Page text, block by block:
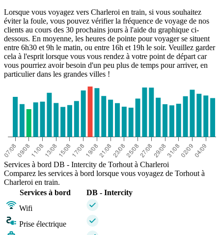
Lorsque vous voyagez vers Charleroi en train, si vous souhaitez
éviter la foule, vous pouvez vérifier la fréquence de voyage de nos
clients au cours des 30 prochains jours à l'aide du graphique ci-
dessous. En moyenne, les heures de pointe pour voyager se situent
entre 6h30 et 9h le matin, ou entre 16h et 19h le soir. Veuillez garder
cela à l'esprit lorsque vous vous rendez à votre point de départ car
vous pourriez avoir besoin d'un peu plus de temps pour arriver, en
particulier dans les grandes villes !
Services à bord DB - Intercity de Torhout à Charleroi
Comparez les services à bord lorsque vous voyagez de Torhout à
Charleroi en train.
Services à bord
DB - Intercity
Wifi
Prise électrique